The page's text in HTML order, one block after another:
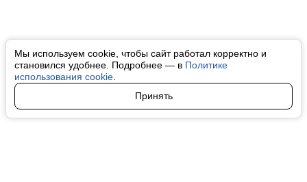
Мы используем cookie, чтобы сайт работал корректно и
становился удобнее. Подробнее — в Политике
использования cookie
Принять